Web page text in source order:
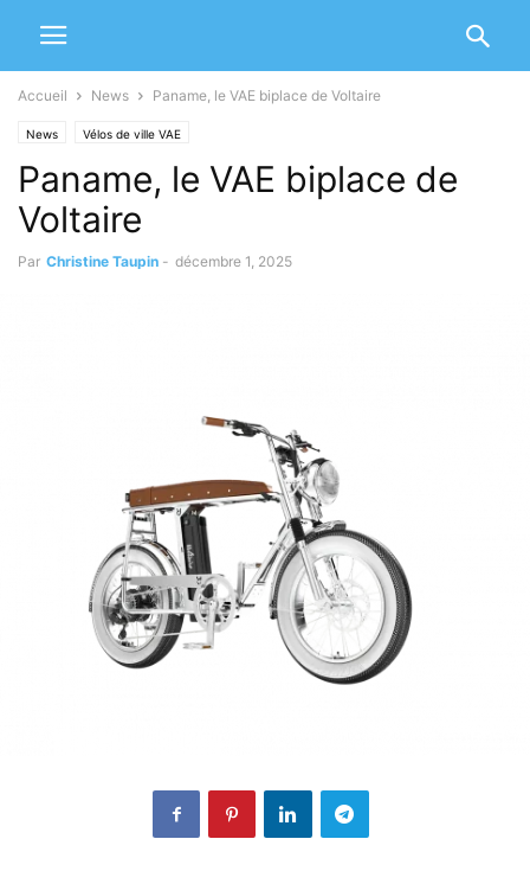
Accueil News Paname, le VAE biplace de Voltaire
News Vélos de ville VAE
Paname, le VAE biplace de
Voltaire
Par Christine Taupin - décembre 1, 2025